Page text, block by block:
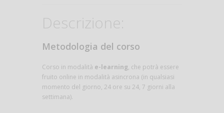
Descrizione:
Metodologia del corso
Corso in modalità e-learning, che potrà essere
fruito online in modalità asincrona (in qualsiasi
momento del giorno, 24 ore su 24, 7 giorni alla
settimana).